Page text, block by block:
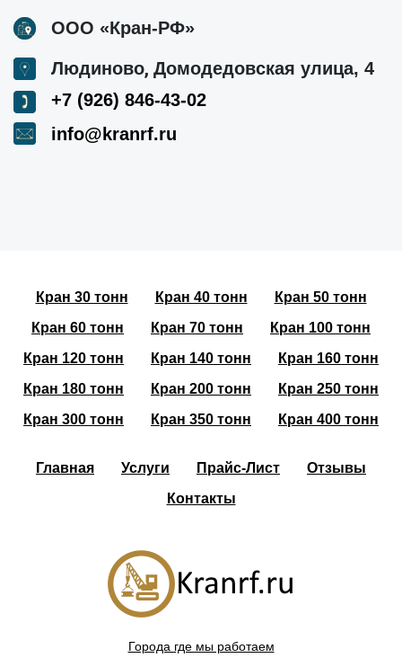
ООО «Кран-РФ»
Людиново, Домодедовская улица, 4
+7 (926) 846-43-02
info@kranrf.ru
Кран 30 тонн Кран 40 тонн
Кран 50 тонн
Кран 60 тонн
Кран 70 тонн
Кран 100 тонн
Кран 120 тонн
Кран 140 тонн
Кран 160 тонн
Кран 180 тонн
Кран 200 тонн
Кран 250 тонн
Кран 300 тонн
Кран 350 тонн Кран 400 тонн
Главная Услуги Прайс-Лист
Отзывы
Контакты
Города где мы работаем